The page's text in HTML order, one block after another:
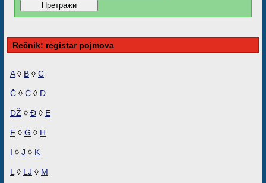
Rečnik: registar pojmova
A◊ B ◊ C
Č ◊ Ć ◊ D
DŽ ◊ Đ ◊ E
F ◊ G ◊ H
I ◊ J ◊ K
L ◊ LJ ◊ M